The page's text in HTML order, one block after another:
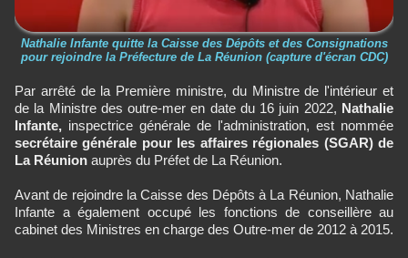
Nathalie Infante quitte la Caisse des Dépôts et des Consignations
pour rejoindre la Préfecture de La Réunion (capture d'écran CDC)
Par arrêté de la Première ministre, du Ministre de l'intérieur et
de la Ministre des outre-mer en date du 16 juin 2022, Nathalie
Infante, inspectrice générale de l'administration, est nommée
secrétaire générale pour les affaires régionales (SGAR) de
La Réunion auprès du Préfet de La Réunion.
Avant de rejoindre la Caisse des Dépôts à La Réunion, Nathalie
Infante a également occupé les fonctions de conseillère au
cabinet des Ministres en charge des Outre-mer de 2012 à 2015.